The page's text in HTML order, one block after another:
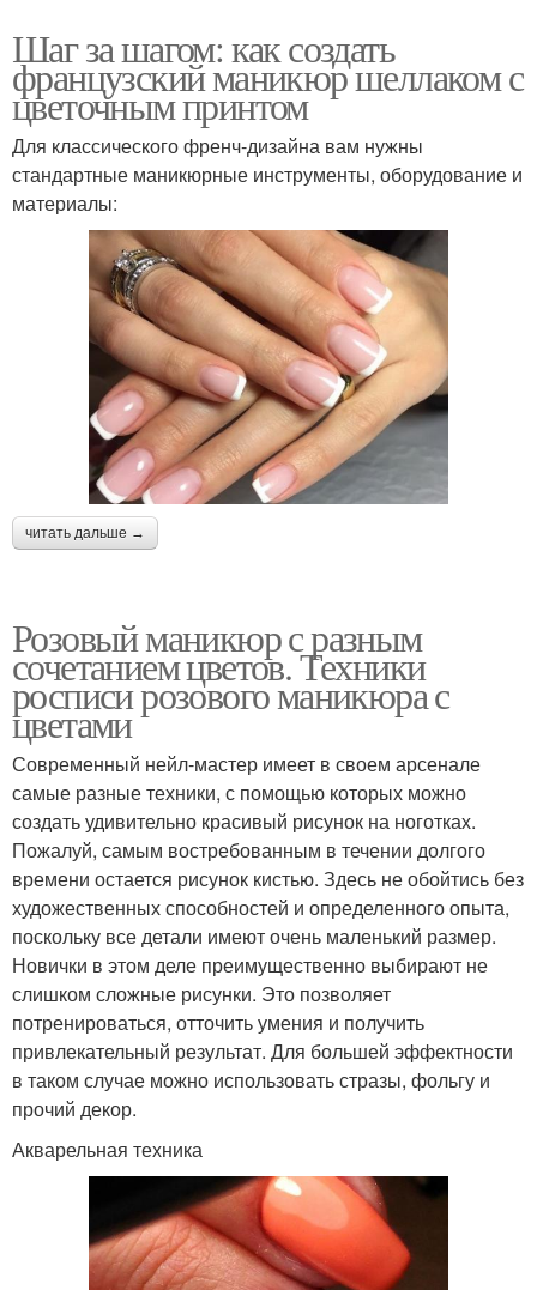
Маникюр на ногтях черный маникюр
Маникюр с
серебряными
полосками
Маникюр с полосками
Нюдовый маникюр
Оттенки в черном
маникюре
Маникюр для разных
форм
Маникюр с сочетанием
Маникюр на фото Нежные цветы
Цвета на ногтях Ногти с цветами
Весенний маникюр
Маникюр с полевыми
цветами
Цвета в технике Маникюр с ромашками
Серый маникюр Стальной маникюр
Шаг за шагом: как создать
французский маникюр шеллаком с
цветочным принтом
Для классического френч-дизайна вам нужны
стандартные маникюрные инструменты, оборудование и
материалы:
читать дальше →
Розовый маникюр с разным
сочетанием цветов. Техники
росписи розового маникюра с
цветами
Современный нейл-мастер имеет в своем арсенале
самые разные техники, с помощью которых можно
создать удивительно красивый рисунок на ноготках.
Пожалуй, самым востребованным в течении долгого
времени остается рисунок кистью. Здесь не обойтись без
художественных способностей и определенного опыта,
поскольку все детали имеют очень маленький размер.
Новички в этом деле преимущественно выбирают не
слишком сложные рисунки. Это позволяет
потренироваться, отточить умения и получить
привлекательный результат. Для большей эффектности
в таком случае можно использовать стразы, фольгу и
прочий декор.
Акварельная техника